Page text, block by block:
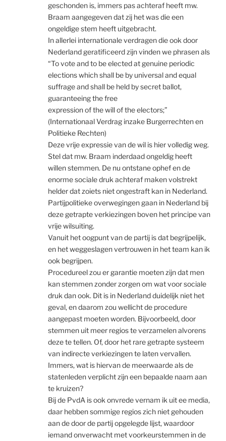
geschonden is, immers pas achteraf heeft mw.
Braam aangegeven dat zij het was die een
ongeldige stem heeft uitgebracht.
In allerlei internationale verdragen die ook door
Nederland geratificeerd zijn vinden we phrasen als
“To vote and to be elected at genuine periodic
elections which shall be by universal and equal
suffrage and shall be held by secret ballot,
guaranteeing the free
expression of the will of the electors;”
(Internationaal Verdrag inzake Burgerrechten en
Politieke Rechten)
Deze vrije expressie van de wil is hier volledig weg.
Stel dat mw. Braam inderdaad ongeldig heeft
willen stemmen. De nu ontstane ophef en de
enorme sociale druk achteraf maken volstrekt
helder dat zoiets niet ongestraft kan in Nederland.
Partijpolitieke overwegingen gaan in Nederland bij
deze getrapte verkiezingen boven het principe van
vrije wilsuiting.
Vanuit het oogpunt van de partij is dat begrijpelijk,
en het weggeslagen vertrouwen in het team kan ik
ook begrijpen.
Procedureel zou er garantie moeten zijn dat men
kan stemmen zonder zorgen om wat voor sociale
druk dan ook. Dit is in Nederland duidelijk niet het
geval, en daarom zou wellicht de procedure
aangepast moeten worden. Bijvoorbeeld, door
stemmen uit meer regios te verzamelen alvorens
deze te tellen. Of, door het rare getrapte systeem
van indirecte verkiezingen te laten vervallen.
Immers, wat is hiervan de meerwaarde als de
statenleden verplicht zijn een bepaalde naam aan
te kruizen?
Bij de PvdA is ook onvrede vernam ik uit ee media,
daar hebben sommige regios zich niet gehouden
aan de door de partij opgelegde lijst, waardoor
iemand onverwacht met voorkeurstemmen in de